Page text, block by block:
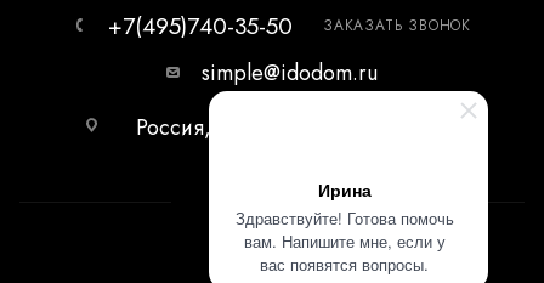
Ирина
Здравствуйте! Готова помочь
вам. Напишите мне, если у
вас появятся вопросы.
+7(495)740-35-50 ЗАКАЗАТЬ ЗВОНОК
simple@idodom.ru
Россия, г.Москва, МЦ Гранд-2,